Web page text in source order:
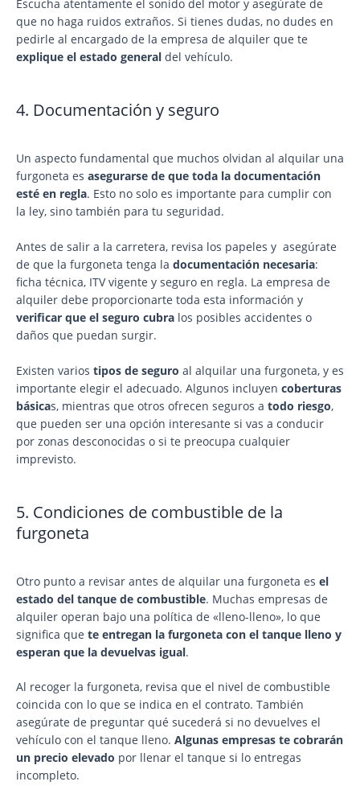
Escucha atentamente el sonido del motor y asegúrate de
que no haga ruidos extraños. Si tienes dudas, no dudes en
pedirle al encargado de la empresa de alquiler que te
explique el estado general del vehículo.
4. Documentación y seguro
Un aspecto fundamental que muchos olvidan al alquilar una
furgoneta es asegurarse de que toda la documentación
esté en regla. Esto no solo es importante para cumplir con
la ley, sino también para tu seguridad.
Antes de salir a la carretera, revisa los papeles y asegúrate
de que la furgoneta tenga la documentación necesaria:
ficha técnica, ITV vigente y seguro en regla. La empresa de
alquiler debe proporcionarte toda esta información y
verificar que el seguro cubra los posibles accidentes o
daños que puedan surgir.
Existen varios tipos de seguro al alquilar una furgoneta, y es
importante elegir el adecuado. Algunos incluyen coberturas
básicas, mientras que otros ofrecen seguros a todo riesgo,
que pueden ser una opción interesante si vas a conducir
por zonas desconocidas o si te preocupa cualquier
imprevisto.
5. Condiciones de combustible de la
furgoneta
Otro punto a revisar antes de alquilar una furgoneta es el
estado del tanque de combustible. Muchas empresas de
alquiler operan bajo una política de «lleno-lleno», lo que
significa que te entregan la furgoneta con el tanque lleno y
esperan que la devuelvas igual.
Al recoger la furgoneta, revisa que el nivel de combustible
coincida con lo que se indica en el contrato. También
asegúrate de preguntar qué sucederá si no devuelves el
vehículo con el tanque lleno. Algunas empresas te cobrarán
un precio elevado por llenar el tanque si lo entregas
incompleto.